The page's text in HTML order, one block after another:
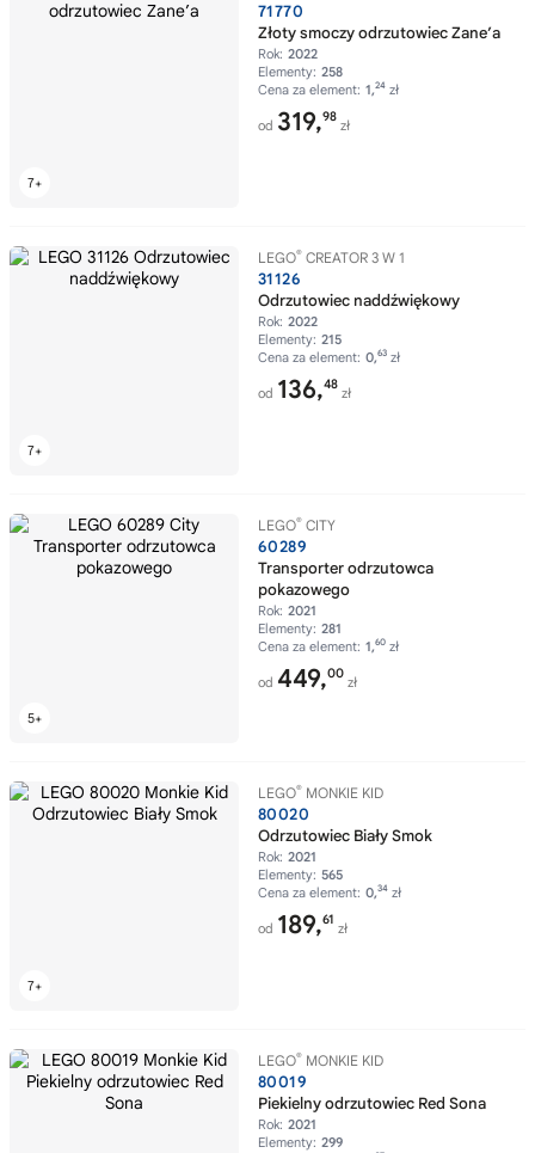
71770
Złoty smoczy odrzutowiec Zane’a
Rok: 2022
Elementy: 258
Cena za element: 1,24 zł
od 319,98
zł
LEGO® CREATOR 3 W 1
31126
Odrzutowiec naddźwiękowy
Rok: 2022
Elementy: 215
Cena za element: 0,63 zł
od 136,48
zł
LEGO® CITY
60289
Transporter odrzutowca
pokazowego
Rok: 2021
Elementy: 281
Cena za element: 1,60 zł
od 449,00
zł
LEGO® MONKIE KID
80020
Odrzutowiec Biały Smok
Rok: 2021
Elementy: 565
Cena za element: 0,34 zł
od 189,61
zł
LEGO® MONKIE KID
80019
Piekielny odrzutowiec Red Sona
Rok: 2021
Elementy: 299